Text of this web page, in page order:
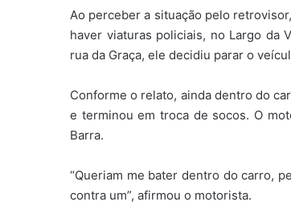
Ao perceber a situação pelo
haver viaturas policiais, no Largo da
rua da Graça, ele decidiu parar o
Conforme o relato, ainda dentro do
e terminou em troca de socos. O
Barra.
“Queriam me bater dentro do carro,
contra um”, afirmou o motorista.